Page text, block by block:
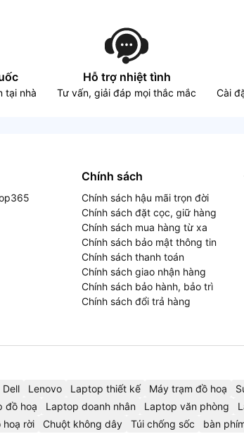
tại nhà
Hỗ trợ nhiệt tình
Tư vấn, giải đáp mọi thắc mắc Cài
Chính sách
Chính sách hậu mãi trọn đời
Chính sách đặt cọc, giữ hàng
Chính sách mua hàng từ xa
Chính sách bảo mật thông tin
Chính sách thanh toán
Chính sách giao nhận hàng
Chính sách bảo hành, bảo trì
Chính sách đổi trả hàng
Lenovo Laptop thiết kế Máy trạm đồ hoạ
đồ hoạ Laptop doanh nhân Laptop văn phòng
hoạ rời Chuột không dây Túi chống sốc bàn